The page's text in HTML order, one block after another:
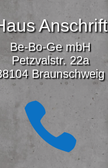
Anschrift
Be-Bo-Ge mbH
Petzvalstr. 22a
Braunschweig
